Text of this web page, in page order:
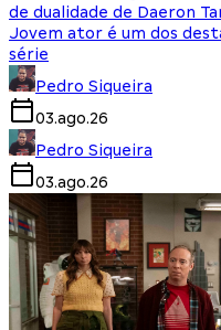
de dualidade de Daeron
Jovem ator é um dos
série
Pedro Siqueira
03.ago.26
Pedro Siqueira
03.ago.26